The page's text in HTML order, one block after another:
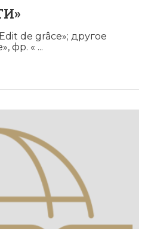
de grâce»; другое
фр. « ...